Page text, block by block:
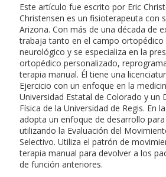
Este artículo fue escrito por Eric
Christensen es un fisioterapeuta con
Arizona. Con más de una década de
trabaja tanto en el campo ortopédico
neurológico y se especializa en la
ortopédico personalizado,
terapia manual. Él tiene una
Ejercicio con un enfoque en la
Universidad Estatal de Colorado y un
Física de la Universidad de Regis. En
adopta un enfoque de desarrollo
utilizando la Evaluación del
Selectivo. Utiliza el patrón de
terapia manual para devolver a los
de función anteriores.